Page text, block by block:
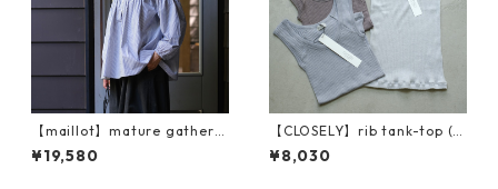
【maillot】mature gather s
hirt (MAS-26160)
¥19,580
【CLOSELY】rib tank-top (C
LO2118)
¥8,030